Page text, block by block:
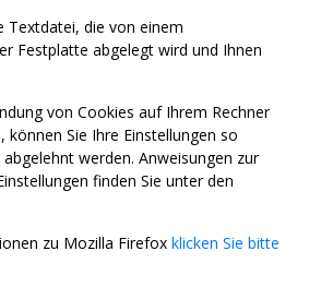
Textdatei, die von einem
Festplatte abgelegt wird und Ihnen
von Cookies auf Ihrem Rechner
können Sie Ihre Einstellungen so
werden. Anweisungen zur
finden Sie unter den
zu Mozilla Firefox klicken Sie bitte